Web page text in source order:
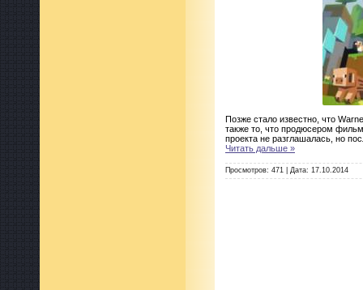
Позже стало известно, что
также то, что продюсером
проекта не разглашалась, но
Читать дальше »
Просмотров: 471 Дата: 17.10.2014